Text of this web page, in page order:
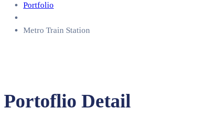
Portfolio
Metro Train Station
Portoflio Detail